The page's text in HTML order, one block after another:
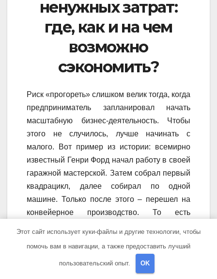
ненужных затрат:
где, как и на чем
возможно
сэкономить?
Риск «прогореть» слишком велик тогда, когда
предприниматель запланировал начать
масштабную бизнес-деятельность. Чтобы
этого не случилось, лучше начинать с
малого. Вот пример из истории: всемирно
известный Генри Форд начал работу в своей
гаражной мастерской. Затем собрал первый
квадрацикл, далее собирал по одной
машине. Только после этого – перешел на
конвейерное производство. То есть
Майклом Цукербергом. Он начинал с того,
что создал маленькую соцсеть для
Этот сайт использует куки-файлы и другие технологии, чтобы
помочь вам в навигации, а также предоставить лучший
пользовательский опыт. OK